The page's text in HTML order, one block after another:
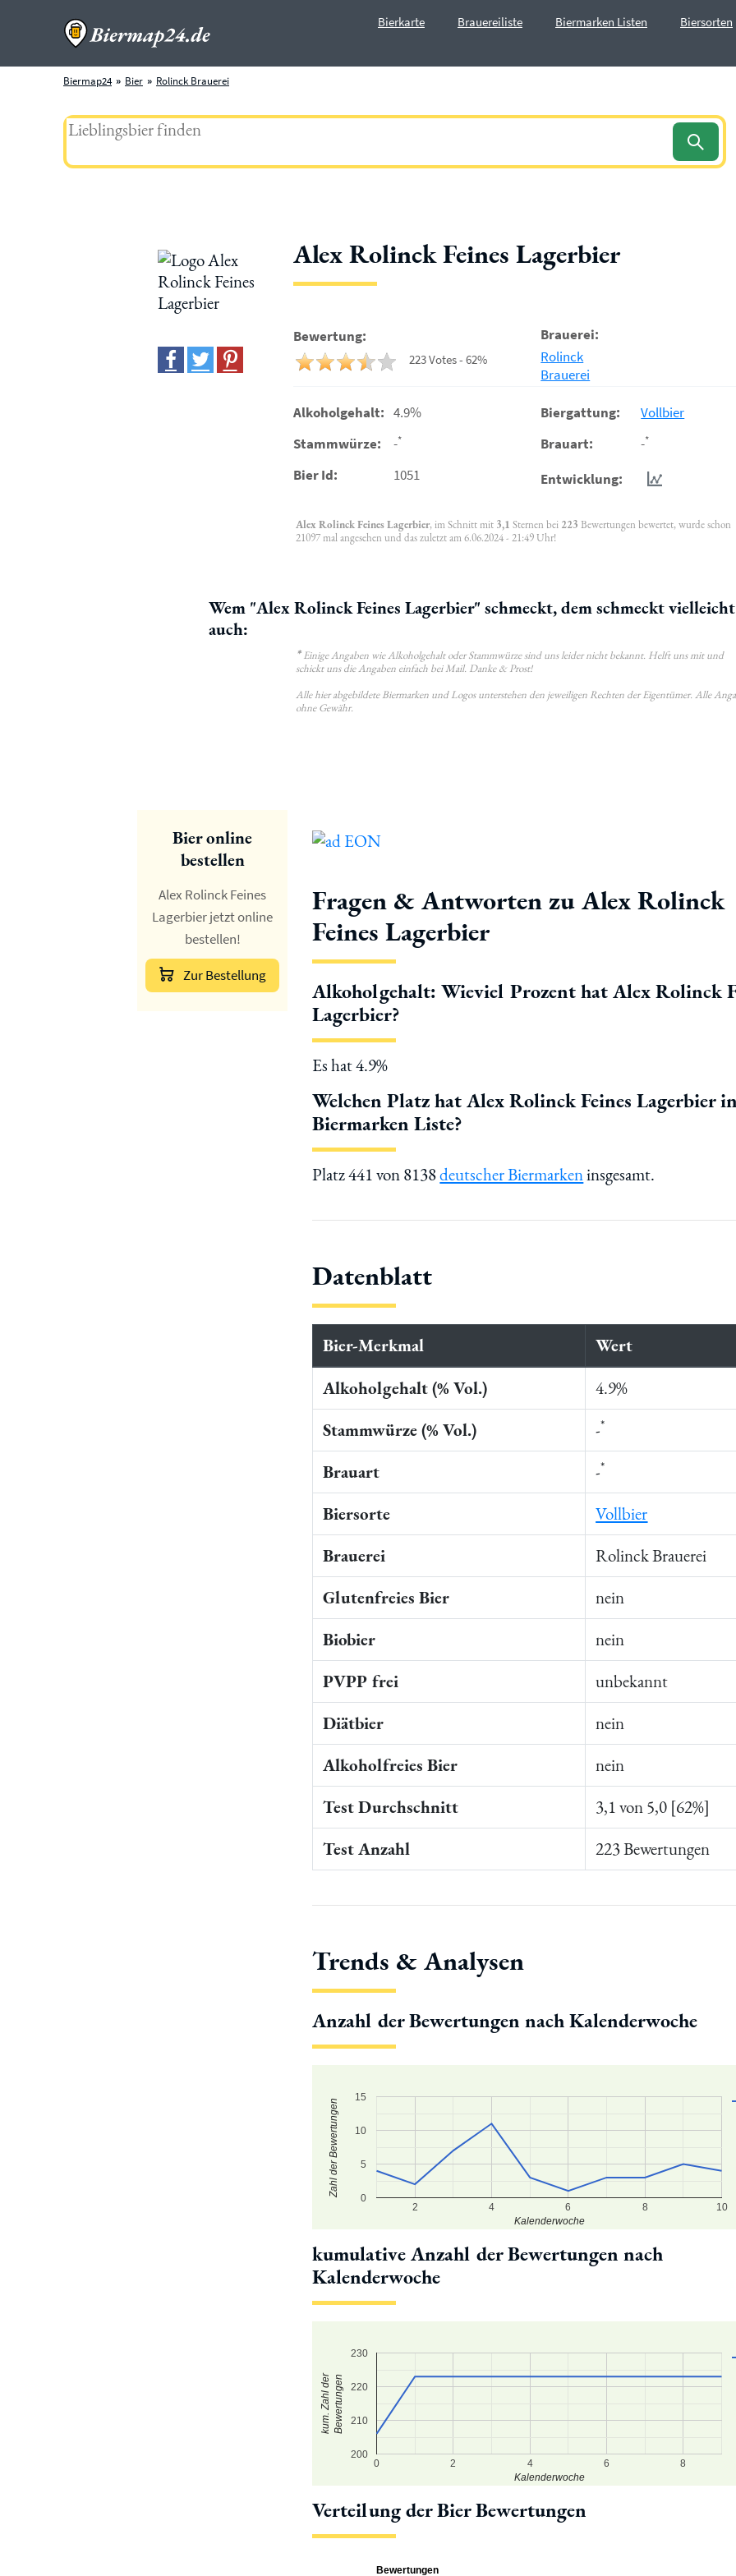
Bierkarte Brauereiliste Biermarken Listen Biersorten
Biermap24 Bier Rolinck Brauerei
Alex Rolinck Feines Lagerbier
Bewertung:
223 Votes - 62%
Brauerei:
Rolinck
Brauerei
Alkoholgehalt: 4.9%
Stammwürze:
-*
Bier Id: 1051
Biergattung:
Vollbier
Brauart:
-*
Entwicklung:
Alex Rolinck Feines Lagerbier, im Schnitt mit 3,1 Sternen bei 223 Bewertungen bewertet, wurde schon
21097 mal angesehen und das zuletzt am 6.06.2024 - 21:49 Uhr!
Wem "Alex Rolinck Feines Lagerbier" schmeckt, dem schmeckt vielleicht
auch:
*Einige Angaben wie Alkoholgehalt oder Stammwürze sind uns leider nicht bekannt. Helft uns mit und
schickt uns die Angaben einfach bei Mail. Danke & Prost!
Alle hier abgebildete Biermarken und Logos unterstehen den jeweiligen Rechten der Eigentümer. Alle
ohne Gewähr.
Bier online
bestellen
Alex Rolinck Feines
Lagerbier jetzt online
bestellen!
Zur Bestellung
Fragen & Antworten zu Alex Rolinck
Feines Lagerbier
Alkoholgehalt: Wieviel Prozent hat Alex Rolinck
Lagerbier?
Es hat 4.9%
Welchen Platz hat Alex Rolinck Feines Lagerbier
Biermarken Liste?
Platz 441 von 8138deutscher Biermarkeninsgesamt.
Datenblatt
Bier-Merkmal
Wert
Alkoholgehalt (% Vol.)
4.9%
Stammwürze (% Vol.)
-*
Brauart -*
Biersorte
Vollbier
Brauerei
Rolinck Brauerei
Glutenfreies Bier
nein
Biobier
nein
PVPP frei
unbekannt
Diätbier
nein
Alkoholfreies Bier
nein
Test Durchschnitt
3,1 von 5,0 [62%]
Test Anzahl
223 Bewertungen
Trends & Analysen
Anzahl der Bewertungen nach Kalenderwoche
2 4 6 8 10
0
5
10
15
Kalenderwoche
Zahl der Bewertungen
kumulative Anzahl der Bewertungen nach
Kalenderwoche
0 2 4 6 8
200
210
220
230
Kalenderwoche
kum. Zahl derBewertungen
Verteilung der Bier Bewertungen
Bewertungen